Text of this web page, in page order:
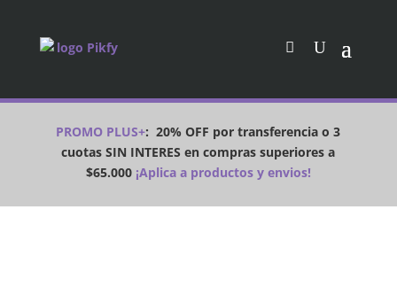
PROMO PLUS+:20% OFF por transferencia o 3
cuotas SIN INTERES en compras superiores a
$65.000¡Aplica a productos y envios!